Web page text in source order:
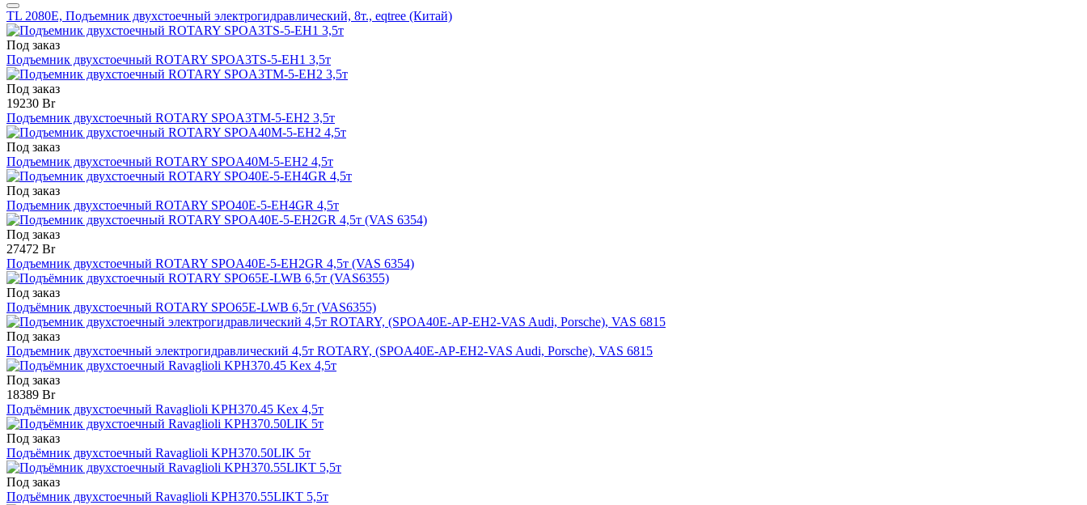
TL 2080Е, Подъемник двухстоечный электрогидравлический, 8т., eqtree (Китай)
Под заказ
Подъемник двухстоечный ROTARY SPOA3TS-5-EH1 3,5т
Под заказ
19230 Br
Подъемник двухстоечный ROTARY SPOA3TM-5-EH2 3,5т
Под заказ
Подъемник двухстоечный ROTARY SPOA40M-5-EH2 4,5т
Под заказ
Подъемник двухстоечный ROTARY SPO40E-5-EH4GR 4,5т
Под заказ
27472 Br
Подъемник двухстоечный ROTARY SPOA40E-5-EH2GR 4,5т (VAS 6354)
Под заказ
Подъёмник двухстоечный ROTARY SPO65E-LWB 6,5т (VAS6355)
Под заказ
Подъемник двухстоечный электрогидравлический 4,5т ROTARY, (SPOA40E-AP-EH2-VAS Audi, Porsche), VAS 6815
Под заказ
18389 Br
Подъёмник двухстоечный Ravaglioli KPH370.45 Kex 4,5т
Под заказ
Подъёмник двухстоечный Ravaglioli KPH370.50LIK 5т
Под заказ
Подъёмник двухстоечный Ravaglioli KPH370.55LIKT 5,5т